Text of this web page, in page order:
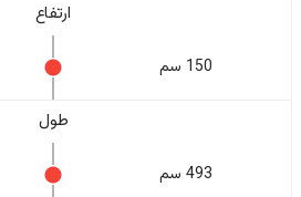
ارتفاع
150 سم
طول
493 سم